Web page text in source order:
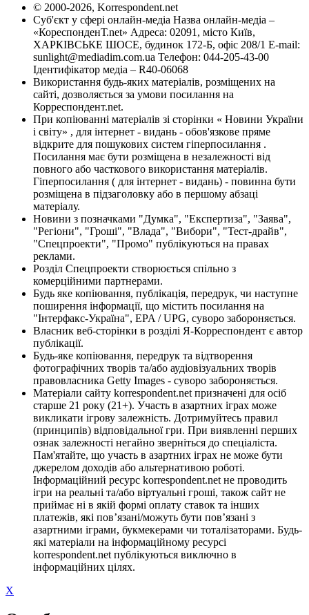
© 2000-2026, Korrespondent.net
Суб'єкт у сфері онлайн-медіа Назва онлайн-медіа –
«КореспонденТ.net» Адреса: 02091, місто Київ,
ХАРКІВСЬКЕ ШОСЕ, будинок 172-Б, офіс 208/1 E-mail:
sunlight@mediadim.com.ua Телефон: 044-205-43-00
Ідентифікатор медіа – R40-06068
Використання будь-яких матеріалів, розміщених на
сайті, дозволяється за умови посилання на
Корреспондент.net.
При копіюванні матеріалів зі сторінки « Новини України
і світу» , для інтернет - видань - обов'язкове пряме
відкрите для пошукових систем гіперпосилання .
Посилання має бути розміщена в незалежності від
повного або часткового використання матеріалів.
Гіперпосилання ( для інтернет - видань) - повинна бути
розміщена в підзаголовку або в першому абзаці
матеріалу.
Новини з позначками "Думка", "Експертиза", "Заява",
"Регіони", "Гроші", "Влада", "Вибори", "Тест-драйв",
"Спецпроекти", "Промо" публікуються на правах
реклами.
Розділ Спецпроекти створюється спільно з
комерційними партнерами.
Будь яке копіювання, публікація, передрук, чи наступне
поширення інформації, що містить посилання на
"Інтерфакс-Україна", EPA / UPG, суворо забороняється.
Власник веб-сторінки в розділі Я-Корреспондент є автор
публікації.
Будь-яке копіювання, передрук та відтворення
фотографічних творів та/або аудіовізуальних творів
правовласника Getty Images - суворо забороняється.
Матеріали сайту korrespondent.net призначені для осіб
старше 21 року (21+). Участь в азартних іграх може
викликати ігрову залежність. Дотримуйтесь правил
(принципів) відповідальної гри. При виявленні перших
ознак залежності негайно зверніться до спеціаліста.
Пам'ятайте, що участь в азартних іграх не може бути
джерелом доходів або альтернативою роботі.
Інформаційний ресурс korrespondent.net не проводить
ігри на реальні та/або віртуальні гроші, також сайт не
приймає ні в якій формі оплату ставок та інших
платежів, які пов’язані/можуть бути пов’язані з
азартними іграми, букмекерами чи тоталізаторами. Будь-
які матеріали на інформаційному ресурсі
korrespondent.net публікуються виключно в
інформаційних цілях.
X